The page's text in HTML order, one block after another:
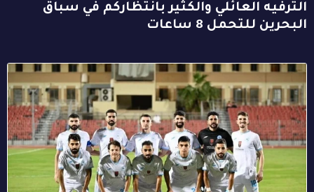
الترفيه العائلي والكثير بانتظاركم في سباق
البحرين للتحمل 8 ساعات